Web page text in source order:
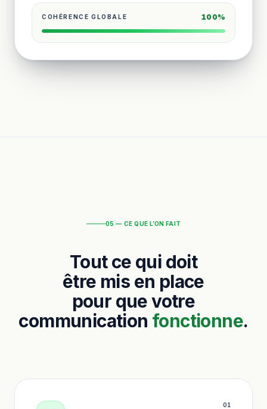
COHÉRENCE GLOBALE 100%
05 — CE QUE L’ON FAIT
Tout ce qui doit
être mis en place
pour que votre
communication fonctionne.
01